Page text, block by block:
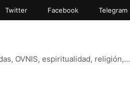
Twitter Facebook Telegram
OVNIS, espiritualidad, religión,…